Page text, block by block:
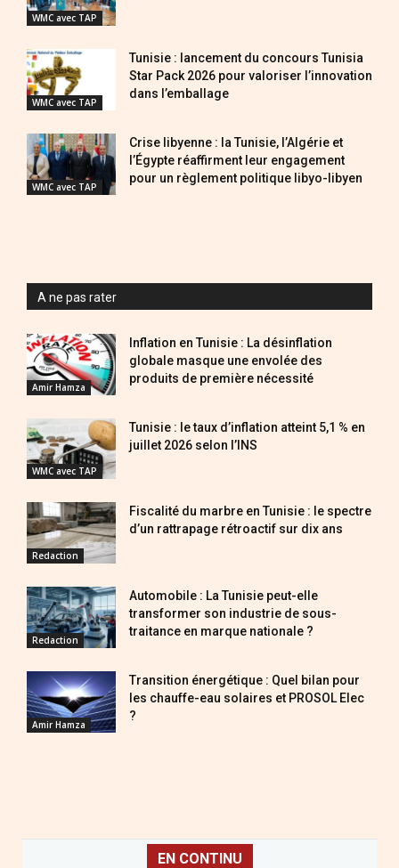
WMC avec TAP
WMC avec TAP
Tunisie : lancement du concours Tunisia
Star Pack 2026 pour valoriser l’innovation
dans l’emballage
WMC avec TAP
Crise libyenne : la Tunisie, l’Algérie et
l’Égypte réaffirment leur engagement
pour un règlement politique libyo-libyen
A ne pas rater
Amir Hamza
Inflation en Tunisie : La désinflation
globale masque une envolée des
produits de première nécessité
WMC avec TAP
Tunisie : le taux d’inflation atteint 5,1 % en
juillet 2026 selon l’INS
Redaction
Fiscalité du marbre en Tunisie : le spectre
d’un rattrapage rétroactif sur dix ans
Redaction
Automobile : La Tunisie peut-elle
transformer son industrie de sous-
traitance en marque nationale ?
Amir Hamza
Transition énergétique : Quel bilan pour
les chauffe-eau solaires et PROSOL Elec
?
EN CONTINU